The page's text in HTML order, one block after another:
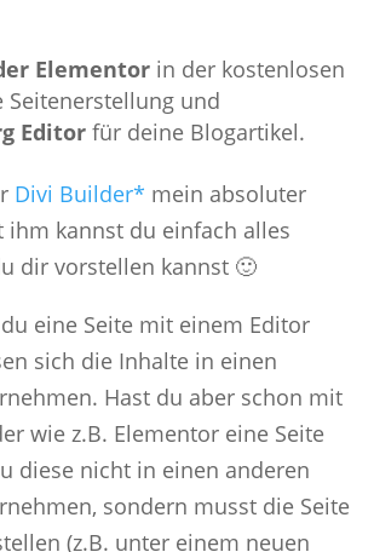
Elementor in der kostenlosen
Seitenerstellung und
Editor für deine Blogartikel.
Divi Builder* mein absoluter
ihm kannst du einfach alles
dir vorstellen kannst 🙂
eine Seite mit einem Editor
sich die Inhalte in einen
Hast du aber schon mit
wie z.B. Elementor eine Seite
diese nicht in einen anderen
sondern musst die Seite
(z.B. unter einem neuen